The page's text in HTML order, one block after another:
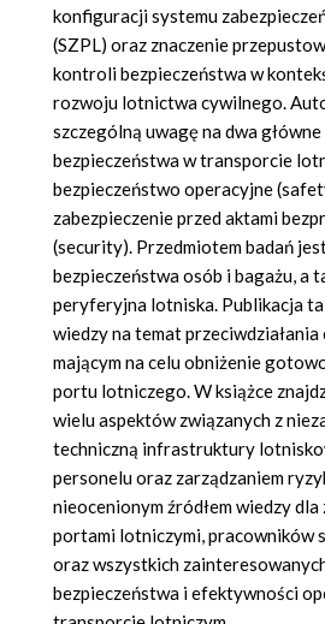
konfiguracji systemu
(SZPL) oraz znaczenie
kontroli bezpieczeństwa w
rozwoju lotnictwa cywilnego.
szczególną uwagę na dwa
bezpieczeństwa w transporcie
bezpieczeństwo operacyjne
zabezpieczenie przed aktami
(security). Przedmiotem badań
bezpieczeństwa osób i bagażu, a
peryferyjna lotniska. Publikacja
wiedzy na temat przeciwdziałania
mającym na celu obniżenie
portu lotniczego. W książce
wielu aspektów związanych z
techniczną infrastruktury
personelu oraz zarządzaniem
nieocenionym źródłem wiedzy
portami lotniczymi, pracowników
oraz wszystkich
bezpieczeństwa i efektywności